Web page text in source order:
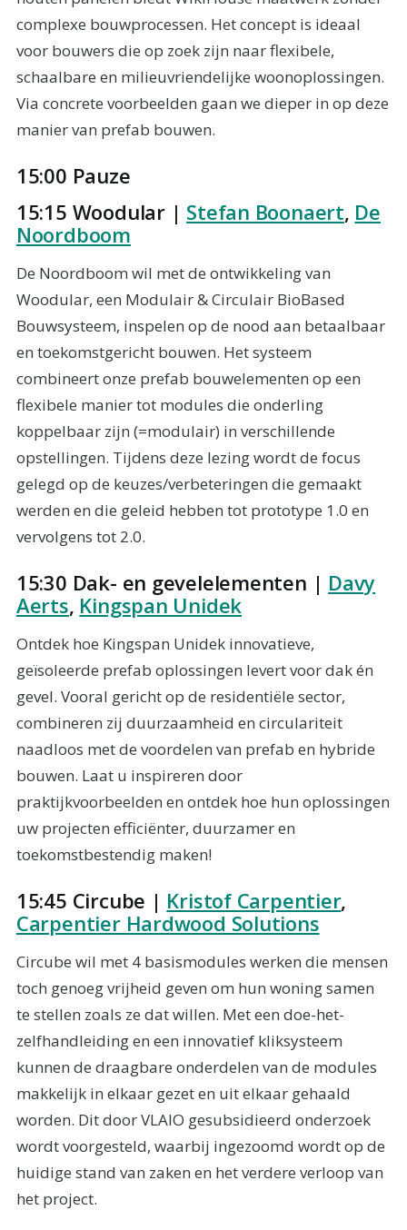
complexe bouwprocessen. Het concept is ideaal
voor bouwers die op zoek zijn naar flexibele,
schaalbare en milieuvriendelijke woonoplossingen.
Via concrete voorbeelden gaan we dieper in op deze
manier van prefab bouwen.
15:00 Pauze
15:15 Woodular | Stefan Boonaert, De
Noordboom
De Noordboom wil met de ontwikkeling van
Woodular, een Modulair & Circulair BioBased
Bouwsysteem, inspelen op de nood aan betaalbaar
en toekomstgericht bouwen. Het systeem
combineert onze prefab bouwelementen op een
flexibele manier tot modules die onderling
koppelbaar zijn (=modulair) in verschillende
opstellingen. Tijdens deze lezing wordt de focus
gelegd op de keuzes/verbeteringen die gemaakt
werden en die geleid hebben tot prototype 1.0 en
vervolgens tot 2.0.
15:30 Dak- en gevelelementen | Davy
Aerts, Kingspan Unidek
Ontdek hoe Kingspan Unidek innovatieve,
geïsoleerde prefab oplossingen levert voor dak én
gevel. Vooral gericht op de residentiële sector,
combineren zij duurzaamheid en circulariteit
naadloos met de voordelen van prefab en hybride
bouwen. Laat u inspireren door
praktijkvoorbeelden en ontdek hoe hun oplossingen
uw projecten efficiënter, duurzamer en
toekomstbestendig maken!
15:45 Circube | Kristof Carpentier,
Carpentier Hardwood Solutions
Circube wil met 4 basismodules werken die mensen
toch genoeg vrijheid geven om hun woning samen
te stellen zoals ze dat willen. Met een doe-het-
zelfhandleiding en een innovatief kliksysteem
kunnen de draagbare onderdelen van de modules
makkelijk in elkaar gezet en uit elkaar gehaald
worden. Dit door VLAIO gesubsidieerd onderzoek
wordt voorgesteld, waarbij ingezoomd wordt op de
huidige stand van zaken en het verdere verloop van
het project.